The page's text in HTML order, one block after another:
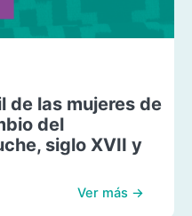
de las mujeres de
del
siglo XVII y
Ver más →